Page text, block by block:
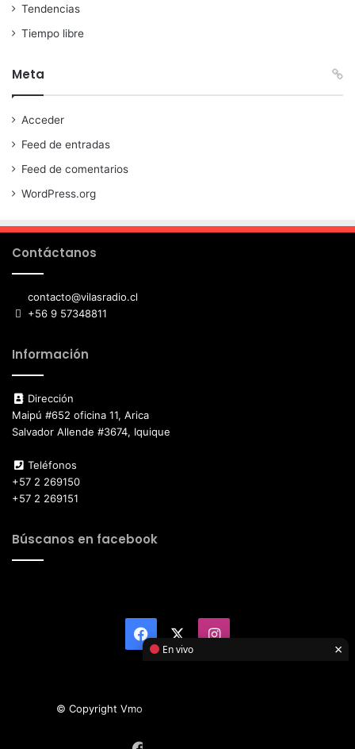
Tendencias
Tiempo libre
Meta
Acceder
Feed de entradas
Feed de comentarios
WordPress.org
Contáctanos
contacto@vilasradio.cl
+56 9 57348811
Información
Dirección
Maipú #652 oficina 11, Arica
Salvador Allende #3674, Iquique
Teléfonos
+57 2 269150
+57 2 269151
Búscanos en facebook
Facebook Instagram
© Copyright Vmotor TI 2026, All Rights Reserved
En vivo ×